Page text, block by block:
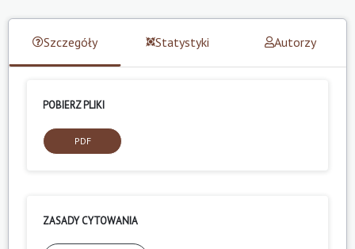
Szczegóły Statystyki Autorzy
POBIERZ PLIKI
PDF
ZASADY CYTOWANIA